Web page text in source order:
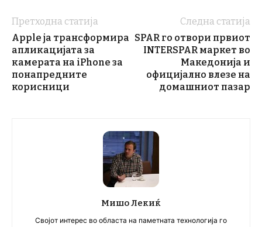
Претходна статија
Apple ја трансформира
апликацијата за
камерата на iPhone за
понапредните
корисници
Следна статија
SPAR го отвори првиот
INTERSPAR маркет во
Македонија и
официјално влезе на
домашниот пазар
Мишо Лекиќ
Својот интерес во областа на паметната технологија го